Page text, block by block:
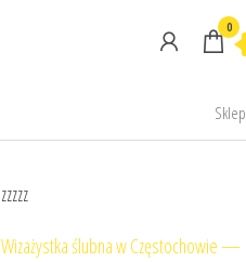
0
Sklep
zzzzz
Wizażystka ślubna w Częstochowie —